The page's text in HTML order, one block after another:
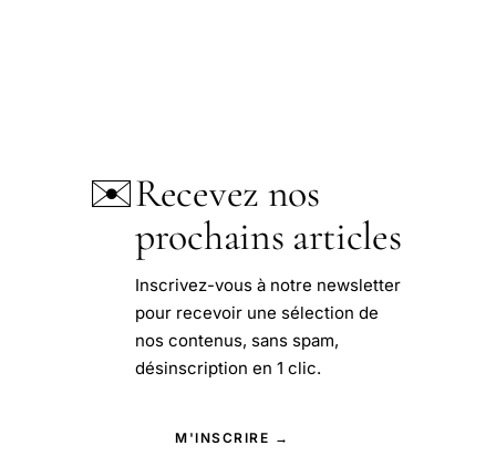
✉️Recevez nos
prochains articles
Inscrivez-vous à notre newsletter
pour recevoir une sélection de
nos contenus, sans spam,
désinscription en 1 clic.
M'INSCRIRE →